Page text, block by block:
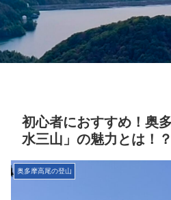
初心者におすすめ！奥
水三山」の魅力とは！？
奥多摩高尾の登山